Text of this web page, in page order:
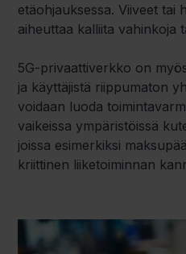
etäohjauksessa. Viiveet tai
aiheuttaa kalliita vahinkoja t
5G-privaattiverkko on
ja käyttäjistä riippumaton
voidaan luoda
vaikeissa ympäristöissä
joissa esimerkiksi
kriittinen liiketoiminnan